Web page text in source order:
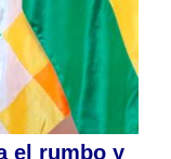
el rumbo y